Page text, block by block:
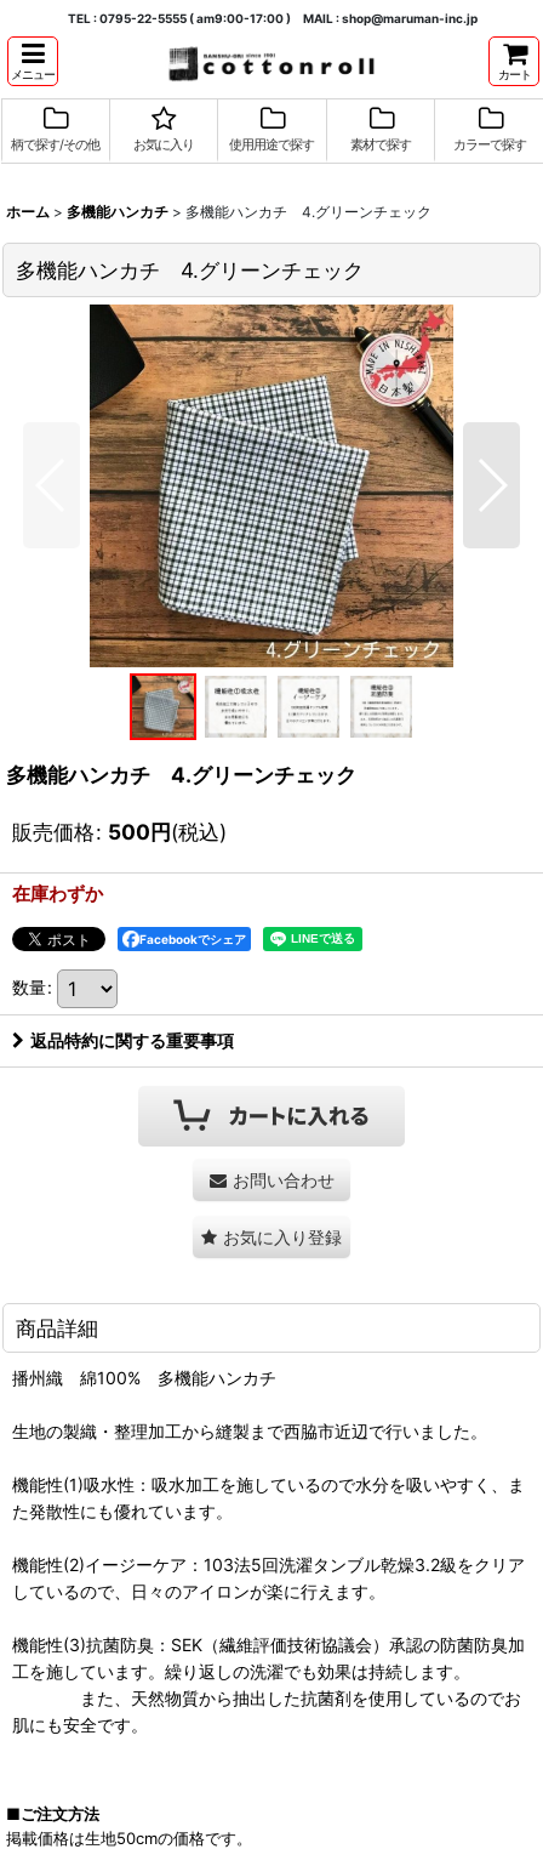
TEL : 0795-22-5555 ( am9:00-17:00 ) MAIL : shop@maruman-inc.jp
メニュー カート
柄で探す/その他 お気に入り 使用用途で探す 素材で探す カラーで探す
ホーム > 多機能ハンカチ > 多機能ハンカチ 4.グリーンチェック
多機能ハンカチ 4.グリーンチェック
多機能ハンカチ 4.グリーンチェック
販売価格: 500円(税込)
在庫わずか
Facebookでシェア
数量:
返品特約に関する重要事項
お問い合わせ
お気に入り登録
商品詳細
播州織 綿100% 多機能ハンカチ
生地の製織・整理加工から縫製まで西脇市近辺で行いました。
機能性(1)吸水性：吸水加工を施しているので水分を吸いやすく、ま
た発散性にも優れています。
機能性(2)イージーケア：103法5回洗濯タンブル乾燥3.2級をクリア
しているので、日々のアイロンが楽に行えます。
機能性(3)抗菌防臭：SEK（繊維評価技術協議会）承認の防菌防臭加
工を施しています。繰り返しの洗濯でも効果は持続します。
また、天然物質から抽出した抗菌剤を使用しているのでお
肌にも安全です。
■ご注文方法
掲載価格は生地50cmの価格です。